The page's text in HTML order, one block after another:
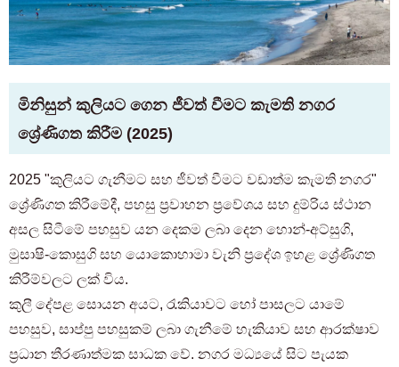
මිනිසුන් කුලියට ගෙන ජීවත් වීමට කැමති නගර
ශ්‍රේණිගත කිරීම (2025)
2025 "කුලියට ගැනීමට සහ ජීවත් වීමට වඩාත්ම කැමති නගර"
ශ්‍රේණිගත කිරීමේදී, පහසු ප්‍රවාහන ප්‍රවේශය සහ දුම්රිය ස්ථාන
අසල සිටීමේ පහසුව යන දෙකම ලබා දෙන හොන්-අට්සුගි,
මුසාෂි-කොසුගි සහ යොකොහාමා වැනි ප්‍රදේශ ඉහළ ශ්‍රේණිගත
කිරීම්වලට ලක් විය.
කුලී දේපළ සොයන අයට, රැකියාවට හෝ පාසලට යාමේ
පහසුව, සාප්පු පහසුකම් ලබා ගැනීමේ හැකියාව සහ ආරක්ෂාව
ප්‍රධාන තීරණාත්මක සාධක වේ. නගර මධ්‍යයේ සිට පැයක